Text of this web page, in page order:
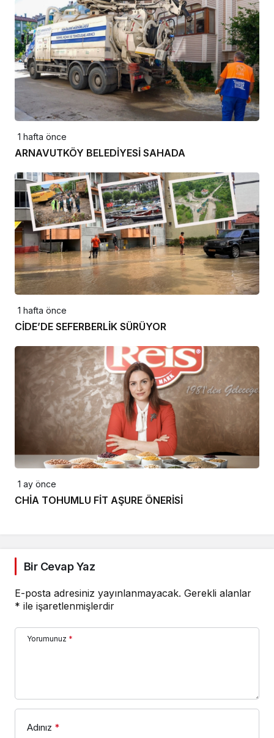
1 hafta önce
ARNAVUTKÖY BELEDİYESİ SAHADA
1 hafta önce
CİDE’DE SEFERBERLİK SÜRÜYOR
1 ay önce
CHİA TOHUMLU FİT AŞURE ÖNERİSİ
Bir Cevap Yaz
E-posta adresiniz yayınlanmayacak. Gerekli alanlar
* ile işaretlenmişlerdir
Yorumunuz *
Adınız *